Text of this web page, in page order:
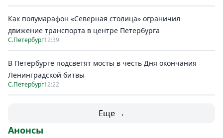
Как полумарафон «Северная столица» ограничил
движение транспорта в центре Петербурга
С.Петербург12:39
В Петербурге подсветят мосты в честь Дня окончания
Ленинградской битвы
С.Петербург12:22
Еще →
Анонсы